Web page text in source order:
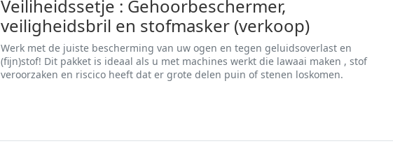
Veiliheidssetje : Gehoorbeschermer,
veiligheidsbril en stofmasker (verkoop)
Werk met de juiste bescherming van uw ogen en tegen geluidsoverlast en
(fijn)stof! Dit pakket is ideaal als u met machines werkt die lawaai maken , stof
veroorzaken en riscico heeft dat er grote delen puin of stenen loskomen.